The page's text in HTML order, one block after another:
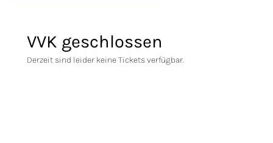
VVK geschlossen
Derzeit sind leider keine Tickets verfügbar.